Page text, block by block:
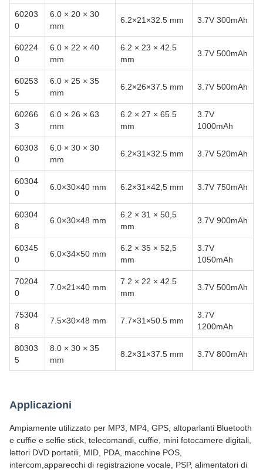
60203
0
6.0 × 20 × 30
mm
6.2×21×32.5 mm 3.7V 300mAh
60224
0
6.0 × 22 × 40
mm
6.2 × 23 × 42.5
mm
3.7V 500mAh
60253
5
6.0 × 25 × 35
mm
6.2×26×37.5 mm 3.7V 500mAh
60266
3
6.0 × 26 × 63
mm
6.2 × 27 × 65.5
mm
3.7V
1000mAh
60303
0
6.0 × 30 × 30
mm
6.2×31×32.5 mm 3.7V 520mAh
60304
0
6.0×30×40 mm 6.2×31×42,5 mm 3.7V 750mAh
60304
8
6.0×30×48 mm
6.2 × 31 × 50,5
mm
3.7V 900mAh
60345
0
6.0×34×50 mm
6.2 × 35 × 52,5
mm
3.7V
1050mAh
70204
0
7.0×21×40 mm
7.2 × 22 × 42.5
mm
3.7V 500mAh
75304
8
7.5×30×48 mm 7.7×31×50.5 mm
3.7V
1200mAh
80303
5
8.0 × 30 × 35
mm
8.2×31×37.5 mm 3.7V 800mAh
Applicazioni
Ampiamente utilizzato per MP3, MP4, GPS, altoparlanti Bluetooth
e cuffie e selfie stick, telecomandi, cuffie, mini fotocamere digitali,
lettori DVD portatili, MID, PDA, macchine POS,
intercom,apparecchi di registrazione vocale, PSP, alimentatori di